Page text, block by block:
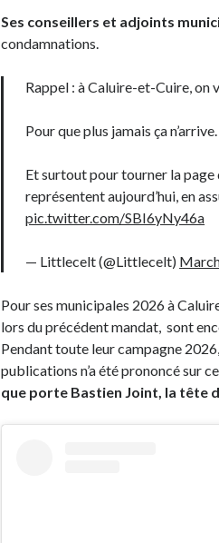
Ses conseillers et adjoints
condamnations.
Rappel : à Caluire-et-Cuire, on
Pour que plus jamais ça n’arrive.
Et surtout pour tourner la page
représentent aujourd’hui, en
pic.twitter.com/SBI6yNy46a
— Littlecelt (@Littlecelt)
Pour ses municipales 2026 à
lors du précédent mandat, sont
Pendant toute leur campagne
publications n’a été prononcé sur
que porte Bastien Joint, la tête